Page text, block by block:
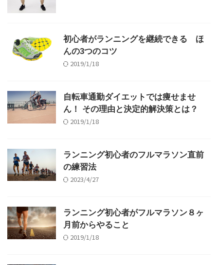
初心者がランニングを継続できる ほ
んの3つのコツ
2019/1/18
自転車通勤ダイエットでは痩せませ
ん！ その理由と決定的解決策とは？
2019/1/18
ランニング初心者のフルマラソン直前
の練習法
2023/4/27
ランニング初心者がフルマラソン８ヶ
月前からやること
2019/1/18